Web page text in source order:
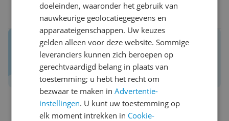
0 reactiesReageer
Reviews van echte kopers.
Daar maak je een betere keuze mee!
Schrijf een review over Kieskeurig.nl
doeleinden, waaronder het gebruik van
nauwkeurige geolocatiegegevens en
apparaateigenschappen. Uw keuzes
gelden alleen voor deze website. Sommige
leveranciers kunnen zich beroepen op
gerechtvaardigd belang in plaats van
toestemming; u hebt het recht om
bezwaar te maken inAdvertentie-
instellingen. U kunt uw toestemming op
elk moment intrekken in Cookie-